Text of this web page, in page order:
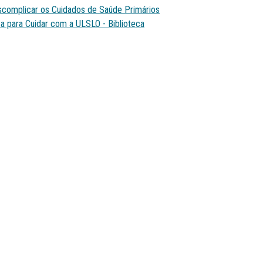
os Cuidados de Saúde Primários
para Cuidar com a ULSLO - Biblioteca